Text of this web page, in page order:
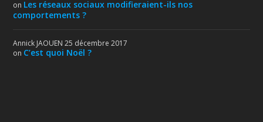
on Les réseaux sociaux modifieraient-ils nos
comportements ?
Annick JAOUEN 25 décembre 2017
on C’est quoi Noël ?